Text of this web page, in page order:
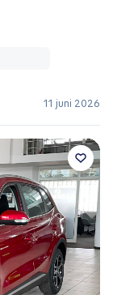
11 juni 2026